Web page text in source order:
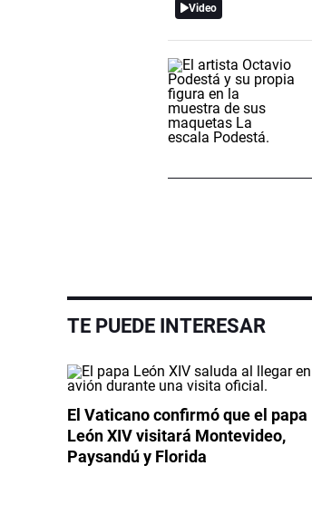
Video
TE PUEDE INTERESAR
El Vaticano confirmó que el papa
León XIV visitará Montevideo,
Paysandú y Florida